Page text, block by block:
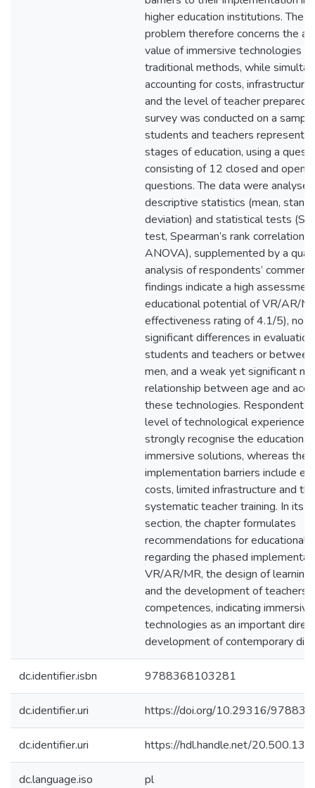
higher education institutions. The
problem therefore concerns the
value of immersive technologies
traditional methods, while
accounting for costs, infrastructure
and the level of teacher
survey was conducted on a
students and teachers
stages of education, using a
consisting of 12 closed and open-
questions. The data were
descriptive statistics (mean,
deviation) and statistical tests
test, Spearman’s rank correlation,
ANOVA), supplemented by a
analysis of respondents’
findings indicate a high
educational potential of VR/AR/
effectiveness rating of 4.1/5), no
significant differences in
students and teachers or
men, and a weak yet significant
relationship between age and
these technologies. Respondents
level of technological experience
strongly recognise the
immersive solutions, whereas the
implementation barriers include
costs, limited infrastructure and
systematic teacher training. In its
section, the chapter formulates
recommendations for educational
regarding the phased
VR/AR/MR, the design of learning
and the development of teachers’
competences, indicating immersive
technologies as an important
development of contemporary
dc.identifier.isbn 9788368103281
dc.identifier.uri https://doi.org/10.29316/
dc.identifier.uri https://hdl.handle.net/
dc.language.iso pl